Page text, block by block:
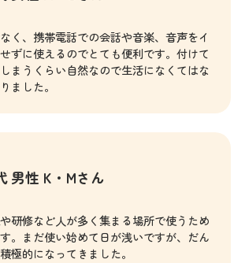
く、携帯電話での会話や音楽、音声をイ
ずに使えるのでとても便利です。付けて
まうくらい自然なので生活になくてはな
ました。
40 代 男性 K・Mさん
研修など人が多く集まる場所で使うため
。まだ使い始めて日が浅いですが、だん
極的になってきました。